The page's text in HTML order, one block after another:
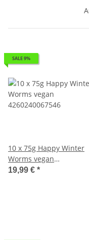
SALE 9%
10 x 75g Happy Winter
Worms vegan
4260240067546
19,99 € *